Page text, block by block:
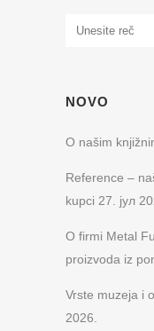
NOVO
O našim
Reference –
kupci 27. јул
O firmi Metal
proizvoda iz
Vrste muzeja i
2026.